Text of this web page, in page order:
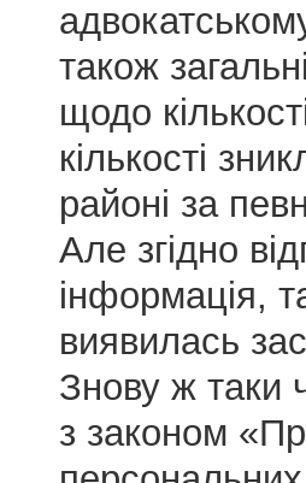
також
щодо
кількості
районі за
Але згідно
інформація,
виявилась
Знову ж таки
з законом